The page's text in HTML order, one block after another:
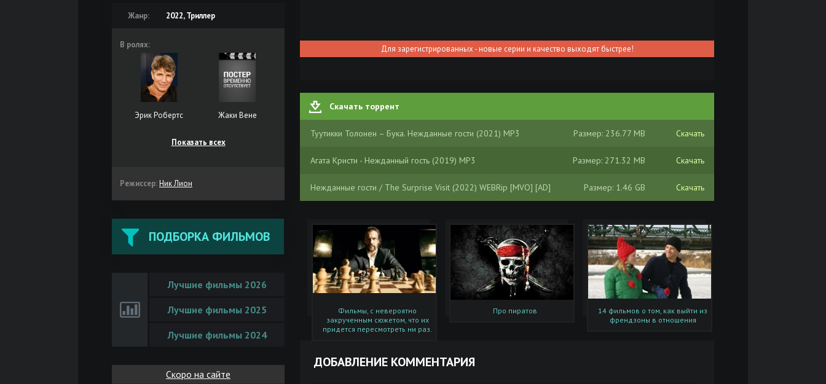
Жанр: 2022, Триллер
В ролях:
Эрик Робертс Жаки Вене
Показать всех
Режиссер:Ник Лион
ПОДБОРКА ФИЛЬМОВ
Лучшие фильмы 2026
Лучшие фильмы 2025
Лучшие фильмы 2024
Скоро на сайте
Для зарегистрированных - новые серии и качество выходят быстрее!
Скачать торрент
Туутикки Толонен – Бука. Нежданные гости (2021) MP3 Размер: 236.77 MB Скачать
Агата Кристи - Нежданный гость (2019) MP3 Размер: 271.32 MB Скачать
Нежданные гости / The Surprise Visit (2022) WEBRip [MVO] [AD] Размер: 1.46 GB Скачать
Фильмы, с невероятно
закрученным сюжетом, что их
придется пересмотреть ни раз.
Про пиратов
14 фильмов о том, как выйти из
френдзоны в отношения
ДОБАВЛЕНИЕ КОММЕНТАРИЯ